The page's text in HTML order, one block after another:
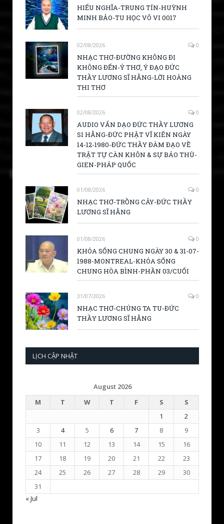
HIẾU NGHĨA-TRUNG TÍN-HUỲNH
MINH BẢO-TU HỌC VÔ VI 0017
02/08/2026 0
NHẠC THƠ-ĐƯỜNG KHÔNG ĐI
KHÔNG ĐẾN-Ý THƠ, Ý ĐẠO ĐỨC
THẦY LƯƠNG SĨ HẰNG-LỜI HOÀNG
THI THƠ
02/08/2026 0
AUDIO VẤN DẠO ĐỨC THẦY LƯƠNG
SI HẰNG-ĐỨC PHẬT VĨ KIÊN NGÀY
14-12-1980-ĐỨC THẦY ĐÀM ĐẠO VỀ
TRẬT TỰ CÀN KHÔN & SỰ BÁO THÙ-
GIEN-PHÁP QUỐC
01/08/2026 0
NHẠC THƠ-TRỒNG CÂY-ĐỨC THẦY
LƯƠNG SĨ HẰNG
01/08/2026 0
KHÓA SỐNG CHUNG NGÀY 30 & 31-07-
1988-MONTREAL-KHÓA SỐNG
CHUNG HÒA BÌNH-PHẦN 03/CUỐI
31/07/2026 0
NHẠC THƠ-CHÚNG TA TU-ĐỨC
THẦY LƯƠNG SĨ HẰNG
LỊCH CẬP NHẬT
August 2026
M
T W T F S
S
1
2
3
4 5 6 7 8
9
10
11 12 13 14 15
16
17
18 19 20 21 22
23
24
25 26 27 28 29
30
31
« Jul